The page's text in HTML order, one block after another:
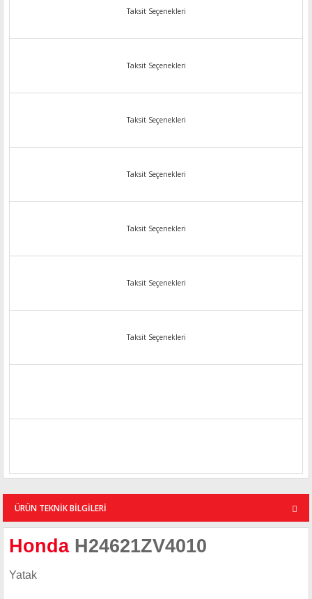
Taksit Seçenekleri
Taksit Seçenekleri
Taksit Seçenekleri
Taksit Seçenekleri
Taksit Seçenekleri
Taksit Seçenekleri
Taksit Seçenekleri
ÜRÜN TEKNİK BİLGİLERİ
Honda H24621ZV4010
Yatak